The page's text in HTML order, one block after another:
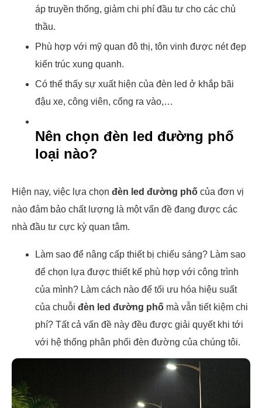
áp truyền thống, giảm chi phí đầu tư cho các chủ
thầu.
Phù hợp với mỹ quan đô thị, tôn vinh được nét đẹp
kiến trúc xung quanh.
Có thể thấy sự xuất hiện của đèn led ở khắp bãi
đậu xe, công viên, cổng ra vào,…
Nên chọn đèn led đường phố
loại nào?
Hiện nay, việc lựa chọn đèn led đường phố của đơn vị
nào đảm bảo chất lượng là một vấn đề đang được các
nhà đầu tư cực kỳ quan tâm.
Làm sao để nâng cấp thiết bị chiếu sáng? Làm sao
để chọn lựa được thiết kế phù hợp với công trình
của mình? Làm cách nào để tối ưu hóa hiệu suất
của chuỗi đèn led đường phố mà vẫn tiết kiệm chi
phí? Tất cả vấn đề này đều được giải quyết khi tới
với hệ thống phân phối đèn đường của chúng tôi.